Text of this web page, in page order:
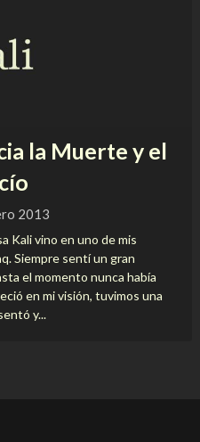
la Muerte y el
2013
Kali vino en uno de mis
Siempre sentí un gran
el momento nunca había
en mi visión, tuvimos una
y...